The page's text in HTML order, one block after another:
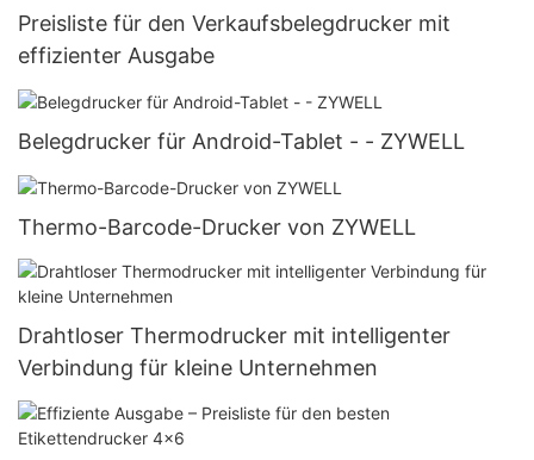
Preisliste für den Verkaufsbelegdrucker mit
effizienter Ausgabe
Belegdrucker für Android-Tablet - - ZYWELL
Thermo-Barcode-Drucker von ZYWELL
Drahtloser Thermodrucker mit intelligenter
Verbindung für kleine Unternehmen